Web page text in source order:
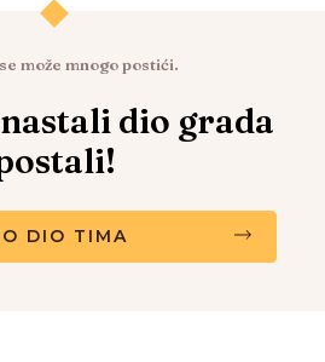
može mnogo postići.
dio grada
DIO TIMA